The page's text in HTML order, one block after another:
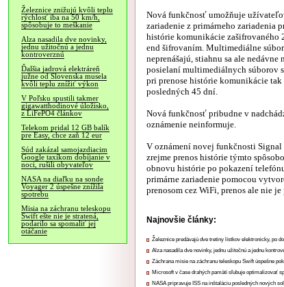
Železnice znižujú kvôli teplu
rýchlosť iba na 50 km/h,
spôsobuje to meškanie
Alza nasadila dve novinky,
jednu užitočnú a jednu
kontroverznú
Ďalšia jadrová elektráreň
južne od Slovenska musela
kvôli teplu znížiť výkon
V Poľsku spustili takmer
gigawatthodinové úložisko,
z LiFePO4 článkov
Telekom pridal 12 GB balík
pre Easy, chce zaň 12 eur
Súd zakázal samojazdiacim
Google taxíkom dobíjanie v
noci, rušili obyvateľov
NASA na diaľku na sonde
Voyager 2 úspešne znížila
spotrebu
Misia na záchranu teleskopu
Swift ešte nie je stratená,
podarilo sa spomaliť jej
otáčanie
Nová funkčnosť umožňuje
zariadenie z primárneho zariadenia
histórie komunikácie zašifrovaného
end šifrovaním. Multimediálne
neprenášajú, stiahnu sa ale
posielaní multimediálnych súborov
pri prenose histórie komunikácie tak
posledných 45 dní.
Nová funkčnosť pribudne v
oznámenie neinformuje.
V oznámení novej funkčnosti
zrejme prenos histórie týmto
obnovu histórie po pokazení
primárne zariadenie pomocou
prenosom cez WiFi, prenos ale nie
Najnovšie články:
Železnice predávajú dve tretiny lístkov elektronicky, po
Alza nasadila dve novinky, jednu užitočnú a jednu
Záchrana misie na záchranu teleskopu Swift úspešne
Microsoft v čase drahých pamätí sľubuje optimalizovať
NASA pripravuje ISS na inštaláciu posledných nových